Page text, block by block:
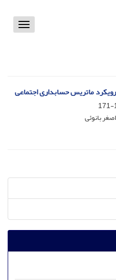
Toggle
ماتریس حسابداری اجتماعی
بانوئی